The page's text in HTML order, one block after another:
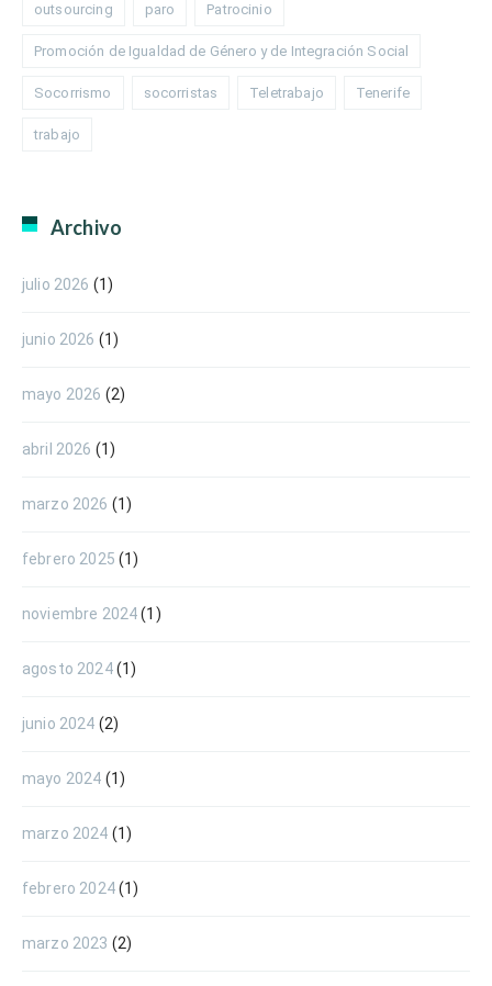
outsourcing paro Patrocinio
Promoción de Igualdad de Género y de Integración Social
Socorrismo socorristas Teletrabajo Tenerife
trabajo
Archivo
julio 2026 (1)
junio 2026 (1)
mayo 2026 (2)
abril 2026 (1)
marzo 2026 (1)
febrero 2025 (1)
noviembre 2024(1)
agosto 2024(1)
junio 2024 (2)
mayo 2024 (1)
marzo 2024 (1)
febrero 2024(1)
marzo 2023 (2)